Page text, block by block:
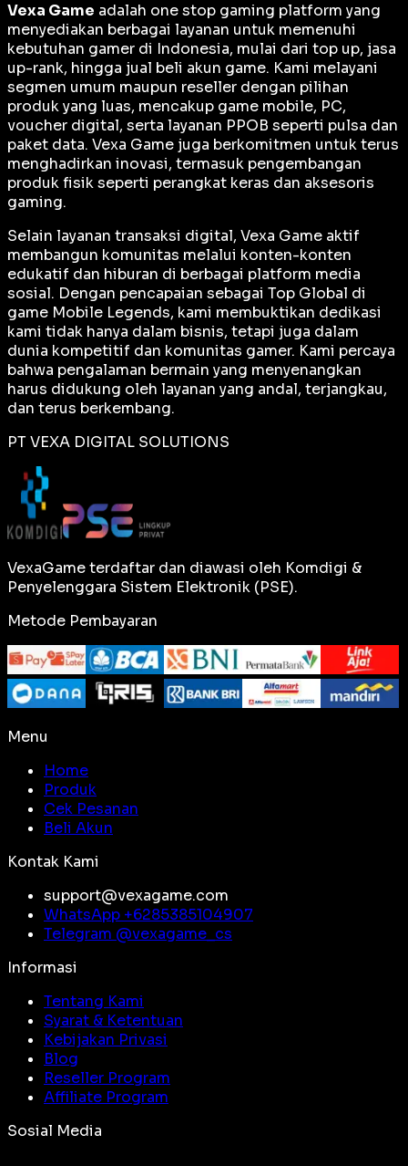
Vexa Game adalah one stop gaming platform yang
menyediakan berbagai layanan untuk memenuhi
kebutuhan gamer di Indonesia, mulai dari top up, jasa
up-rank, hingga jual beli akun game. Kami melayani
segmen umum maupun reseller dengan pilihan
produk yang luas, mencakup game mobile, PC,
voucher digital, serta layanan PPOB seperti pulsa dan
paket data. Vexa Game juga berkomitmen untuk terus
menghadirkan inovasi, termasuk pengembangan
produk fisik seperti perangkat keras dan aksesoris
gaming.
Selain layanan transaksi digital, Vexa Game aktif
membangun komunitas melalui konten-konten
edukatif dan hiburan di berbagai platform media
sosial. Dengan pencapaian sebagai Top Global di
game Mobile Legends, kami membuktikan dedikasi
kami tidak hanya dalam bisnis, tetapi juga dalam
dunia kompetitif dan komunitas gamer. Kami percaya
bahwa pengalaman bermain yang menyenangkan
harus didukung oleh layanan yang andal, terjangkau,
dan terus berkembang.
PT VEXA DIGITAL SOLUTIONS
VexaGame terdaftar dan diawasi oleh Komdigi &
Penyelenggara Sistem Elektronik (PSE).
Metode Pembayaran
Menu
Home
Produk
Cek Pesanan
Beli Akun
Kontak Kami
support@vexagame.com
WhatsApp +6285385104907
Telegram @vexagame_cs
Informasi
Tentang Kami
Syarat & Ketentuan
Kebijakan Privasi
Blog
Reseller Program
Affiliate Program
Sosial Media